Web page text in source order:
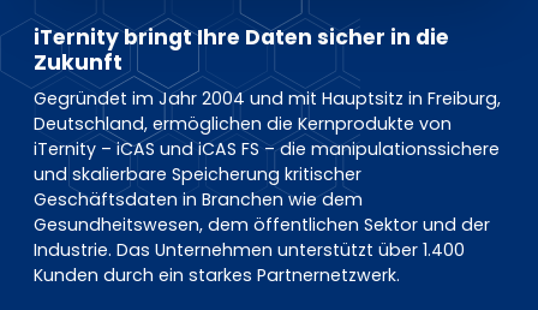
Investor Portal
Pulse login
iTernity bringt Ihre Daten sicher in die
Zukunft
Gegründet im Jahr 2004 und mit Hauptsitz in Freiburg,
Deutschland, ermöglichen die Kernprodukte von
iTernity – iCAS und iCAS FS – die manipulationssichere
und skalierbare Speicherung kritischer
Geschäftsdaten in Branchen wie dem
Gesundheitswesen, dem öffentlichen Sektor und der
Industrie. Das Unternehmen unterstützt über 1.400
Kunden durch ein starkes Partnernetzwerk.